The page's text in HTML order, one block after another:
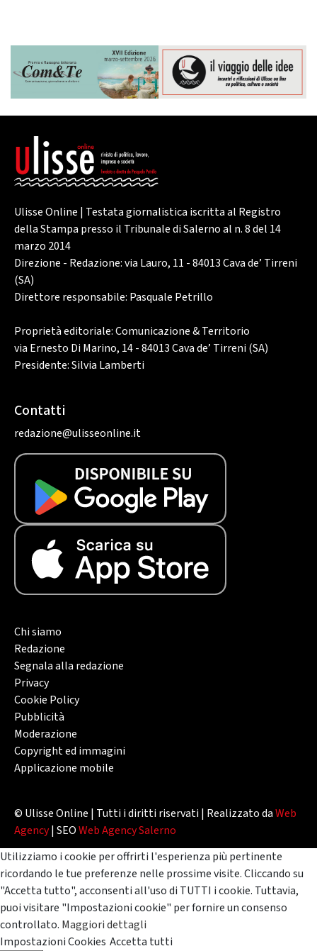
Ulisse Online | Testata giornalistica iscritta al Registro
della Stampa presso il Tribunale di Salerno al n. 8 del 14
marzo 2014
Direzione - Redazione: via Lauro, 11 - 84013 Cava de’ Tirreni
(SA)
Direttore responsabile: Pasquale Petrillo
Proprietà editoriale: Comunicazione & Territorio
via Ernesto Di Marino, 14 - 84013 Cava de’ Tirreni (SA)
Presidente: Silvia Lamberti
Contatti
redazione@ulisseonline.it
Chi siamo
Redazione
Segnala alla redazione
Privacy
Cookie Policy
Pubblicità
Moderazione
Copyright ed immagini
Applicazione mobile
© Ulisse Online | Tutti i diritti riservati | Realizzato daWeb
Agency| SEOWeb Agency Salerno
Utilizziamo i cookie per offrirti l'esperienza più pertinente
ricordando le tue preferenze nelle prossime visite. Cliccando su
"Accetta tutto", acconsenti all'uso di TUTTI i cookie. Tuttavia,
puoi visitare "Impostazioni cookie" per fornire un consenso
controllato. Maggiori dettagli
Impostazioni Cookies Accetta tutti